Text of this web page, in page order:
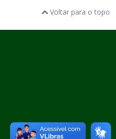
Voltar para o topo